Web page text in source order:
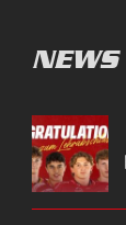
NEWS